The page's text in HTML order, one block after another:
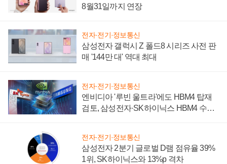
8월31일까지 연장
전자·전기·정보통신
삼성전자 갤럭시 Z 폴드8 시리즈 사전 판
매 '144만 대' 역대 최대
전자·전기·정보통신
엔비디아 '루빈 울트라'에도 HBM4 탑재
검토, 삼성전자·SK하이닉스 HBM4 수율
전자·전기·정보통신
삼성전자 2분기 글로벌 D램 점유율 39%
1위, SK하이닉스와 13%p 격차